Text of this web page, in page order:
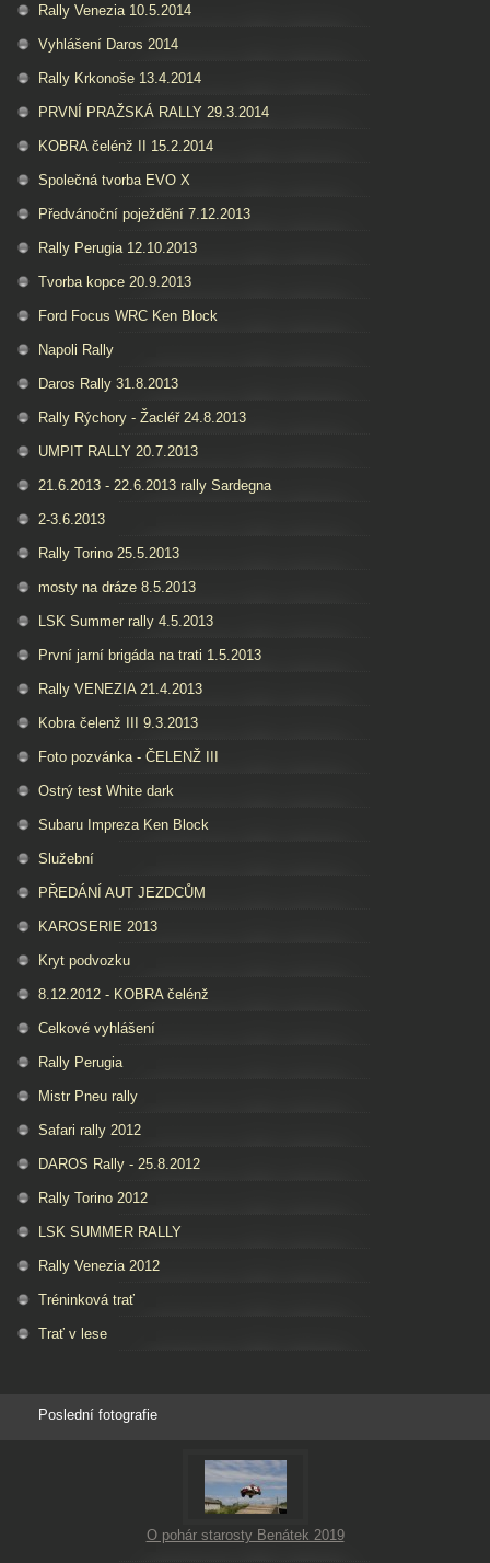
Rally Venezia 10.5.2014
Vyhlášení Daros 2014
Rally Krkonoše 13.4.2014
PRVNÍ PRAŽSKÁ RALLY 29.3.2014
KOBRA čelénž II 15.2.2014
Společná tvorba EVO X
Předvánoční poježdění 7.12.2013
Rally Perugia 12.10.2013
Tvorba kopce 20.9.2013
Ford Focus WRC Ken Block
Napoli Rally
Daros Rally 31.8.2013
Rally Rýchory - Žacléř 24.8.2013
UMPIT RALLY 20.7.2013
21.6.2013 - 22.6.2013 rally Sardegna
2-3.6.2013
Rally Torino 25.5.2013
mosty na dráze 8.5.2013
LSK Summer rally 4.5.2013
První jarní brigáda na trati 1.5.2013
Rally VENEZIA 21.4.2013
Kobra čelenž III 9.3.2013
Foto pozvánka - ČELENŽ III
Ostrý test White dark
Subaru Impreza Ken Block
Služební
PŘEDÁNÍ AUT JEZDCŮM
KAROSERIE 2013
Kryt podvozku
8.12.2012 - KOBRA čelénž
Celkové vyhlášení
Rally Perugia
Mistr Pneu rally
Safari rally 2012
DAROS Rally - 25.8.2012
Rally Torino 2012
LSK SUMMER RALLY
Rally Venezia 2012
Tréninková trať
Trať v lese
Poslední fotografie
O pohár starosty Benátek 2019